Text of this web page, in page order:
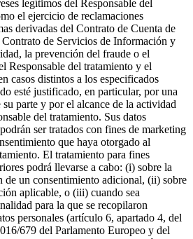
legítimos del Responsable del
el ejercicio de reclamaciones
derivadas del Contrato de Cuenta de
de Servicios de Información y
la prevención del fraude o el
Responsable del tratamiento y el
casos distintos a los especificados
esté justificado, en particular, por una
parte y por el alcance de la actividad
del tratamiento. Sus datos
ser tratados con fines de marketing
que haya otorgado al
El tratamiento para fines
podrá llevarse a cabo: (i) sobre la
de un consentimiento adicional, (ii) sobre
aplicable, o (iii) cuando sea
para la que se recopilaron
personales (artículo 6, apartado 4, del
679 del Parlamento Europeo y del